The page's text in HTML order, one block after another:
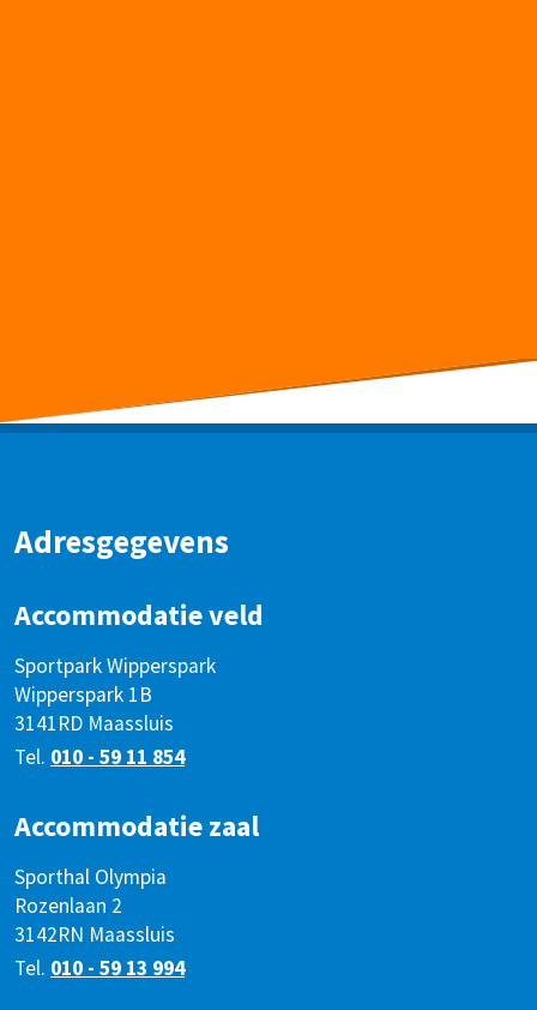
Adresgegevens
Accommodatie veld
Sportpark Wipperspark
Wipperspark 1B
3141RD Maassluis
Tel. 010 - 59 11 854
Accommodatie zaal
Sporthal Olympia
Rozenlaan 2
3142RN Maassluis
Tel. 010 - 59 13 994